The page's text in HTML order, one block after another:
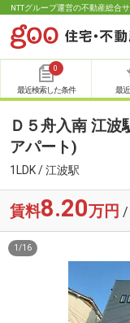
NTTグループ運営の不動産総合
0
最近検索した条件 最
Ｄ５舟入南 江波
アパート)
1LDK / 江波駅
賃料8.20万円 /
1 /16